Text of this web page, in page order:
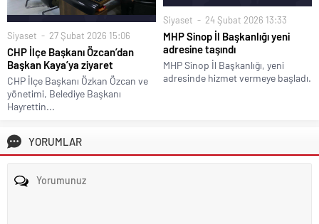
Siyaset 27 Şubat 2026 15:06
CHP İlçe Başkanı Özcan’dan
Başkan Kaya’ya ziyaret
CHP İlçe Başkanı Özkan Özcan ve
yönetimi, Belediye Başkanı
Hayrettin...
Siyaset 24 Şubat 2026 13:33
MHP Sinop İl Başkanlığı yeni
adresine taşındı
MHP Sinop İl Başkanlığı, yeni
adresinde hizmet vermeye başladı.
YORUMLAR